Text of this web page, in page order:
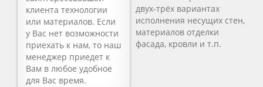
клиента технологии
или материалов. Если
у Вас нет возможности
приехать к нам, то наш
менеджер приедет к
Вам в любое удобное
для Вас время.
двух-трёх вариантах
исполнения несущих стен,
материалов отделки
фасада, кровли и т.п.